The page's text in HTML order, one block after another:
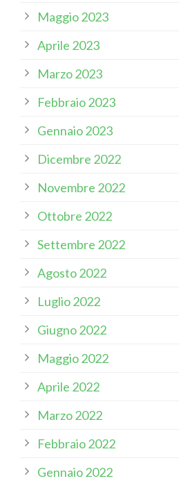
Maggio 2023
Aprile 2023
Marzo 2023
Febbraio 2023
Gennaio 2023
Dicembre 2022
Novembre 2022
Ottobre 2022
Settembre 2022
Agosto 2022
Luglio 2022
Giugno 2022
Maggio 2022
Aprile 2022
Marzo 2022
Febbraio 2022
Gennaio 2022